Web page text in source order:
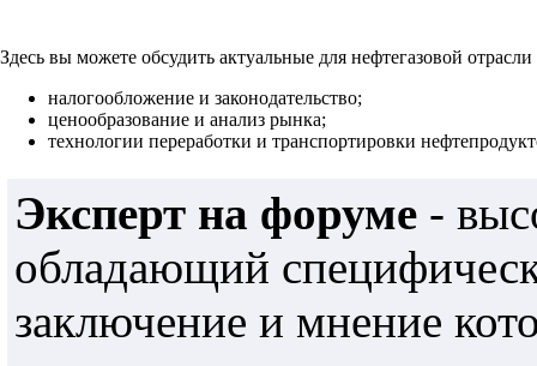
Здесь вы можете обсудить актуальные для нефтегазовой
налогообложение и законодательство;
ценообразование и анализ рынка;
технологии переработки и транспортировки
Эксперт на форуме -
обладающий
заключение и мнение